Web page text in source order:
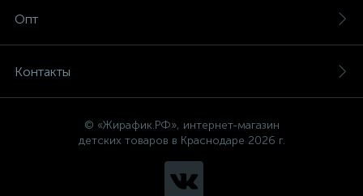
Опт
Контакты
© «Жирафик.РФ», интернет-магазин
детских товаров в Краснодаре 2026 г.